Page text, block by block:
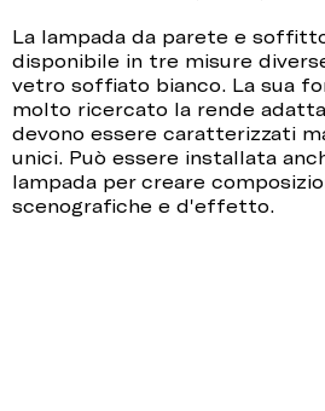
La lampada da parete e
disponibile in tre misure
vetro soffiato bianco. La sua
molto ricercato la rende
devono essere caratterizzati
unici. Può essere installata
lampada per creare
scenografiche e d'effetto.